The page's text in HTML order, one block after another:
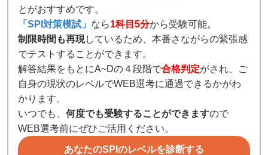
とがおすすめです。
「SPI対策模試」 なら1科目5分から受験可能。
制限時間も再現しているため、本番さながらの緊張感
でテストすることができます。
解答結果をもとにA~Dの４段階で合格判定がされ、ご
自身の現状のレベルでWEB選考に通過できるかがわ
かります。
いつでも、 何度でも受験することができますので
WEB選考前にぜひご活用ください。
あなたのSPIのレベルを診断する